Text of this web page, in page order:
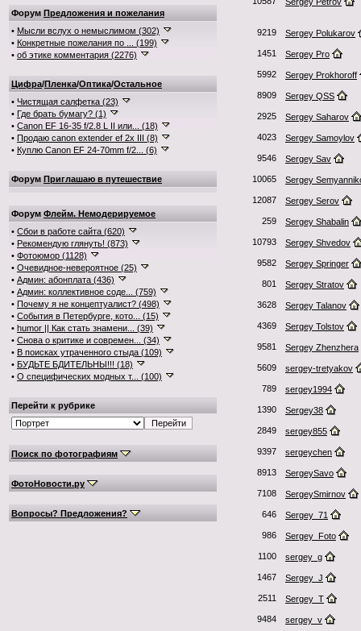
Форум Предложения и пожелания
• Мысли вслух о немыслимом (302)
• Конкретные пожелания по ... (199)
• об этике комментария (2276)
Цифра/Пленка/Оптика/Остальное
• Чистящая салфетка (23)
• Где брать бумагу? (1)
• Canon EF 16-35 f/2.8 L II или... (18)
• Продаю canon extender ef 2x III (8)
• Куплю Canon EF 24-70mm f/2... (6)
Форум Приглашаю в путешествие
Форум Флейм. Немодерируемое
• Сбои в работе сайта (620)
• Рекомендую глянуть! (873)
• Фотоюмор (1128)
• Очевидное-невероятное (25)
• Админ: абонплата (436)
• Админ: коллективное соде... (759)
• Почему я не концептуалист? (498)
• События в Петербурге, кото... (15)
• humor || Как стать знамени... (39)
• Снова о критике и современ... (34)
• В поисках утраченного стыда (109)
• БУДЬТЕ БДИТЕЛЬНЫ!!! (18)
• О специфических модных т... (100)
Перейти к рубрике
Поиск по фотографиям
ФотоНовости.ру
Вопросы? Предложения?
9219 Sergey Polukarov
1451 Sergey Pro
5992 Sergey Prokhoroff
8909 Sergey QSS
2925 Sergey Saharov
4023 Sergey Samoylov
9546 Sergey Sav
10065 Sergey
12087 Sergey Serov
259 Sergey Shabalin
10793 Sergey Shvedov
9582 Sergey Springer
801 Sergey Stratov
3628 Sergey Talanov
4369 Sergey Tolstov
9581 Sergey Zhenzhera
5609 sergey-tretyakov
789 sergey1994
1390 Sergey38
2849 sergey855
9397 sergeychen
8913 SergeySavo
7108 SergeySmirnov
646 Sergey_71
986 Sergey_Foto
1100 sergey_g
1467 Sergey_J
2511 Sergey_T
9484 sergey_v